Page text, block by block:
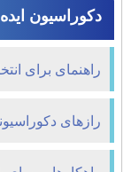
دکوراسیون
راهنمای برای
رازهای